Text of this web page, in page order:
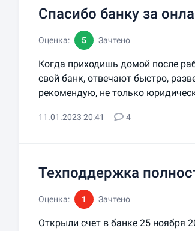
Спасибо банку за
Оценка: 5 Зачтено
Когда приходишь домой после
свой банк, отвечают быстро,
рекомендую, не только
11.01.2023 20:41 4
Техподдержка
Оценка: 1 Зачтено
Открыли счет в банке 25 ноября